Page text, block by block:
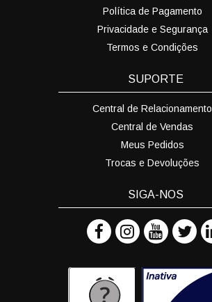
Política de Pagamento
Privacidade e Segurança
Termos e Condições
SUPORTE
Central de Relacionamento
Central de Vendas
Meus Pedidos
Trocas e Devoluções
SIGA-NOS